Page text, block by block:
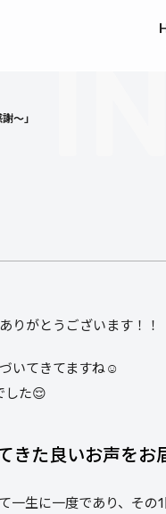
謝〜」
りがとうございます！！
いてきてますね☺︎
した😌
きた良いお声をお
一生に一度であり、その